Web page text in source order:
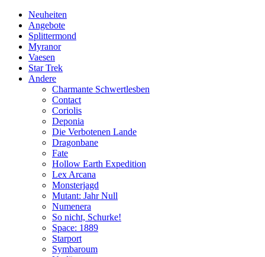
Neuheiten
Angebote
Splittermond
Myranor
Vaesen
Star Trek
Andere
Charmante Schwertlesben
Contact
Coriolis
Deponia
Die Verbotenen Lande
Dragonbane
Fate
Hollow Earth Expedition
Lex Arcana
Monsterjagd
Mutant: Jahr Null
Numenera
So nicht, Schurke!
Space: 1889
Starport
Symbaroum